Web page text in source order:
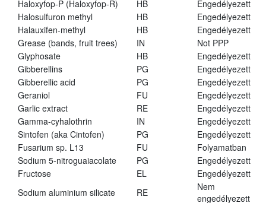
Haloxyfop-P (Haloxyfop-R) HB
Engedélyezett
Halosulfuron methyl
HB
Engedélyezett
Halauxifen-methyl
HB
Engedélyezett
Grease (bands, fruit trees)
IN
Not PPP
Glyphosate
HB
Engedélyezett
Gibberellins
PG
Engedélyezett
Gibberellic acid
PG
Engedélyezett
Geraniol
FU
Engedélyezett
Garlic extract
RE
Engedélyezett
Gamma-cyhalothrin
IN
Engedélyezett
Sintofen (aka Cintofen)
PG
Engedélyezett
Fusarium sp. L13
FU
Folyamatban
Sodium 5-nitroguaiacolate
PG
Engedélyezett
Fructose
EL
Engedélyezett
Sodium aluminium silicate
RE
Nem
engedélyezett